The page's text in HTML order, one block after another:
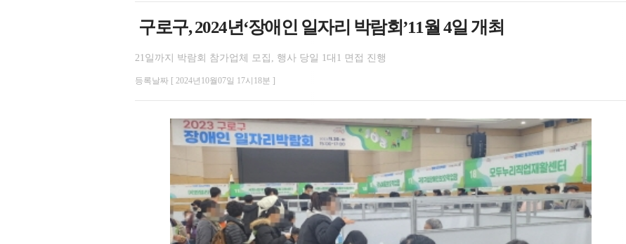
구로구, 2024년‘장애인 일자리 박람회’11월 4일 개최
21일까지 박람회 참가업체 모집, 행사 당일 1대1 면접 진행
등록날짜 [ 2024년10월07일 17시18분 ]